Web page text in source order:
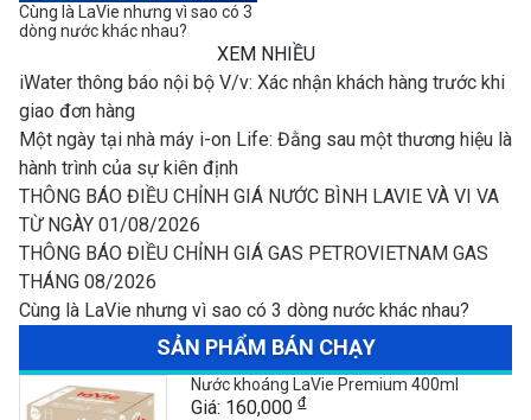
Cùng là LaVie nhưng vì sao có 3
dòng nước khác nhau?
XEM NHIỀU
iWater thông báo nội bộ V/v: Xác nhận khách hàng trước khi
giao đơn hàng
Một ngày tại nhà máy i-on Life: Đằng sau một thương hiệu là
hành trình của sự kiên định
THÔNG BÁO ĐIỀU CHỈNH GIÁ NƯỚC BÌNH LAVIE VÀ VI VA
TỪ NGÀY 01/08/2026
THÔNG BÁO ĐIỀU CHỈNH GIÁ GAS PETROVIETNAM GAS
THÁNG 08/2026
Cùng là LaVie nhưng vì sao có 3 dòng nước khác nhau?
SẢN PHẨM BÁN CHẠY
Nước khoáng LaVie Premium 400ml
Giá: 160,000đ